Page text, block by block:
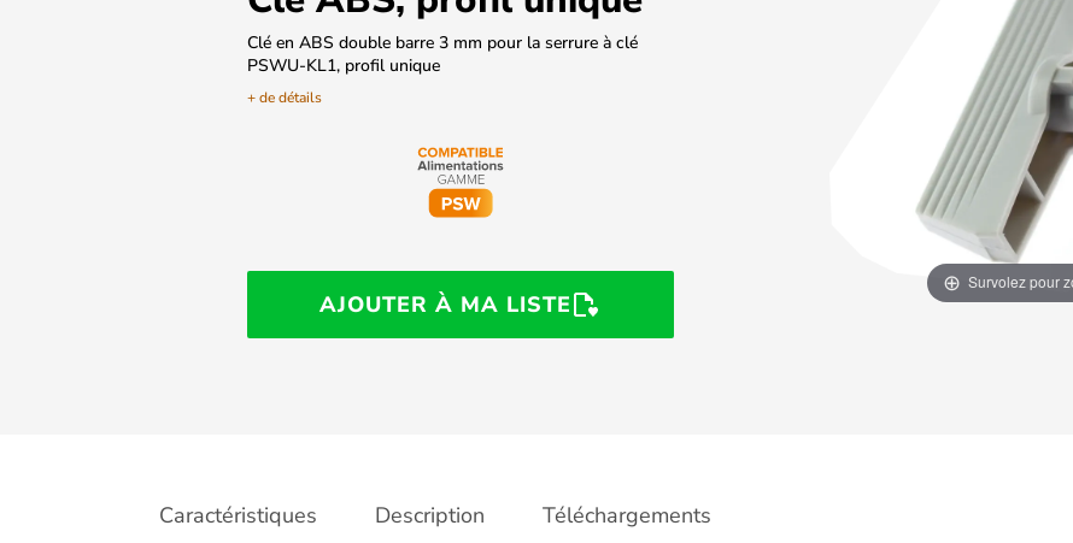
Clé en ABS double barre 3 mm pour la serrure à clé
PSWU-KL1, profil unique
+ de détails
AJOUTER À MA LISTE
Survolez pour
Caractéristiques Description Téléchargements